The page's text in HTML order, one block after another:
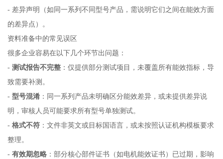
- 差异声明（如同一系列不同型号产品，需说明它们之间在能效方面
的差异点）。
资料准备中的常见误区
很多企业容易在以下几个环节出问题：
- 测试报告不完整：仅提供部分测试项目，未覆盖所有能效指标，导
致需要补测。
- 型号混淆：同一系列产品未明确区分能效差异，或未提供差异说
明，审核人员可能要求所有型号单独测试。
- 格式不符：文件非英文或目标国语言，或未按照认证机构模板要求
整理。
- 有效期忽略：部分核心部件证书（如电机能效证书）已过期，影响